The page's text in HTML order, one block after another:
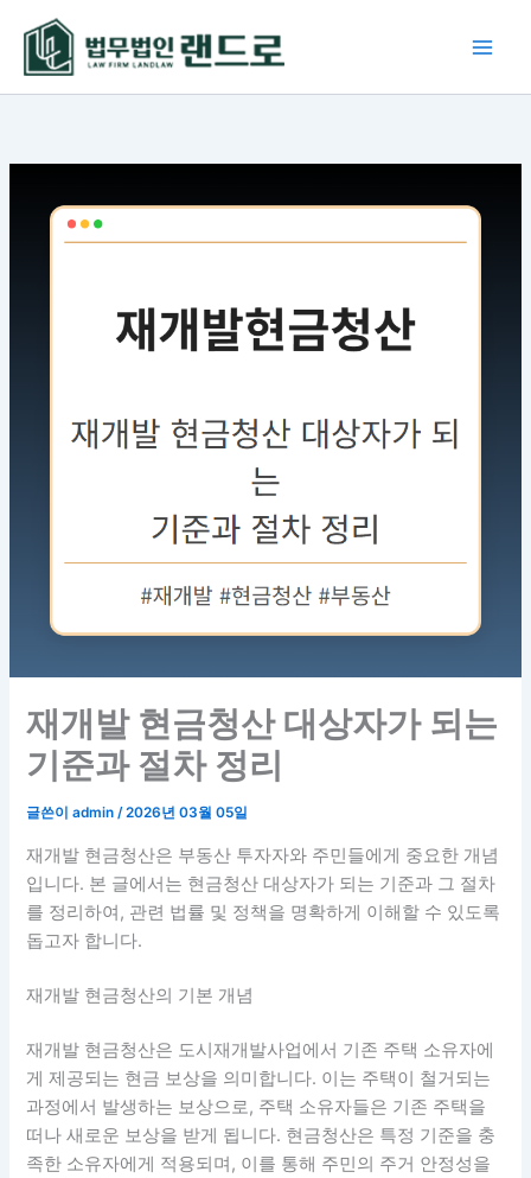
로
재개발 현금청산 대상자가 되는
기준과 절차 정리
글쓴이admin/2026년 03월 05일
재개발 현금청산은 부동산 투자자와 주민들에게 중요한 개념
입니다. 본 글에서는 현금청산 대상자가 되는 기준과 그 절차
를 정리하여, 관련 법률 및 정책을 명확하게 이해할 수 있도록
돕고자 합니다.
재개발 현금청산의 기본 개념
재개발 현금청산은 도시재개발사업에서 기존 주택 소유자에
게 제공되는 현금 보상을 의미합니다. 이는 주택이 철거되는
과정에서 발생하는 보상으로, 주택 소유자들은 기존 주택을
떠나 새로운 보상을 받게 됩니다. 현금청산은 특정 기준을 충
족한 소유자에게 적용되며, 이를 통해 주민의 주거 안정성을